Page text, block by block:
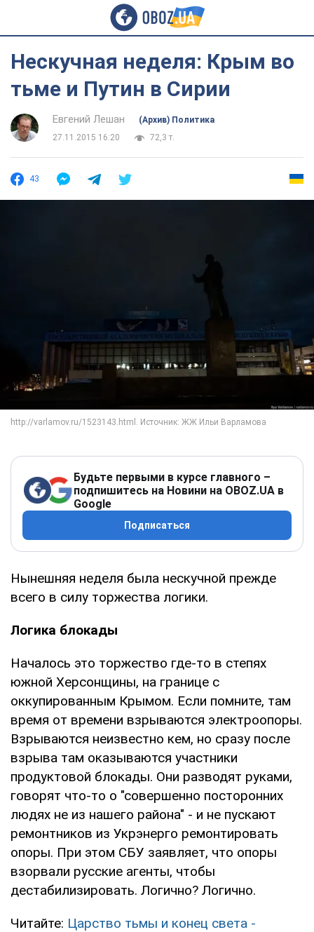
Нескучная неделя: Крым во
тьме и Путин в Сирии
Евгений Лешан
(Архив) Политика
27.11.2015 16:20
72,3 т.
43
Будьте первыми в курсе главного –
подпишитесь на Новини на OBOZ.UA в
Google
Подписаться
Нынешняя неделя была нескучной прежде
всего в силу торжества логики.
Логика блокады
Началось это торжество где-то в степях
южной Херсонщины, на границе с
оккупированным Крымом. Если помните, там
время от времени взрываются электроопоры.
Взрываются неизвестно кем, но сразу после
взрыва там оказываются участники
продуктовой блокады. Они разводят руками,
говорят что-то о "совершенно посторонних
людях не из нашего района" - и не пускают
ремонтников из Укрэнерго ремонтировать
опоры. При этом СБУ заявляет, что опоры
взорвали русские агенты, чтобы
дестабилизировать. Логично? Логично.
Читайте: Царство тьмы и конец света -